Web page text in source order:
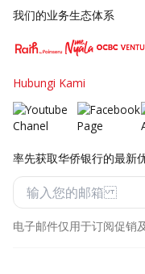
我们的业务生态体系
Hubungi Kami
率先获取华侨银行的最新
电子邮件仅用于订阅促销